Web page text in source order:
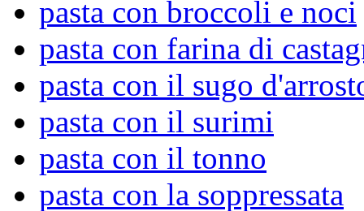
pasta con broccoli e noci
pasta con farina di
pasta con il sugo
pasta con il surimi
pasta con il tonno
pasta con la soppressata